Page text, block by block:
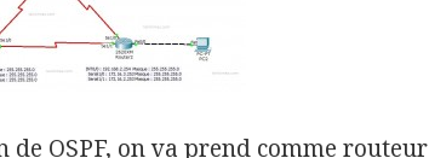
OSPF, on va prend comme routeur